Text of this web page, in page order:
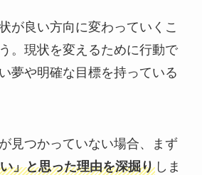
が良い方向に変わっていくこ
。現状を変えるために行動で
夢や明確な目標を持っている
見つかっていない場合、まず
」と思った理由を深掘りしま